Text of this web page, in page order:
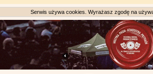
Serwis używa cookies. Wyrażasz zgodę na